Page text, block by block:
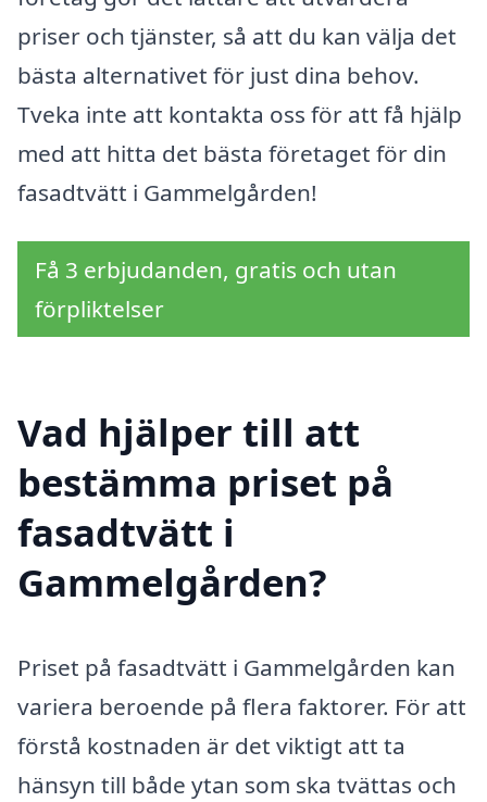
priser och tjänster, så att du kan välja det
bästa alternativet för just dina behov.
Tveka inte att kontakta oss för att få hjälp
med att hitta det bästa företaget för din
fasadtvätt i Gammelgården!
Få 3 erbjudanden, gratis och utan
förpliktelser
Vad hjälper till att
bestämma priset på
fasadtvätt i
Gammelgården?
Priset på fasadtvätt i Gammelgården kan
variera beroende på flera faktorer. För att
förstå kostnaden är det viktigt att ta
hänsyn till både ytan som ska tvättas och